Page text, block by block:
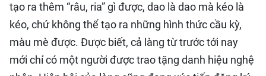
tạo ra thêm “râu, ria” gì được, dao là dao mà kéo là
kéo, chứ không thể tạo ra những hình thức cầu kỳ,
màu mè được. Được biết, cả làng từ trước tới nay
mới chỉ có một người được trao tặng danh hiệu nghệ